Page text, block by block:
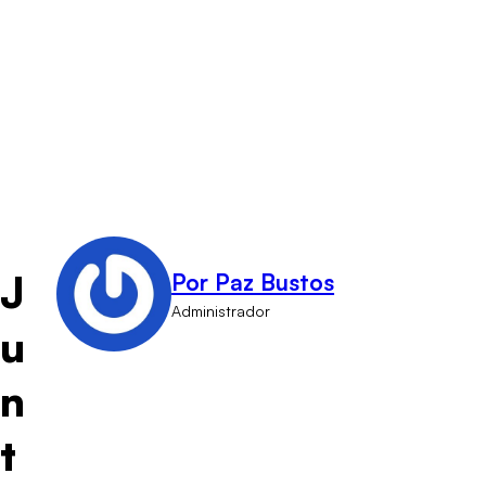
J
u
n
t
Por Paz Bustos
Administrador